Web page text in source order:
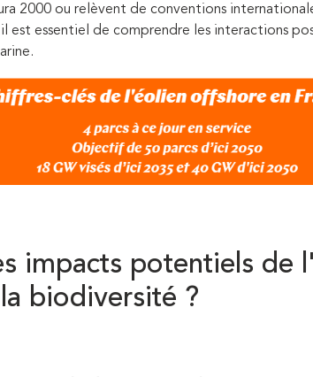
2000 ou relèvent de conventions
est essentiel de comprendre les interactions
impacts potentiels de
biodiversité ?